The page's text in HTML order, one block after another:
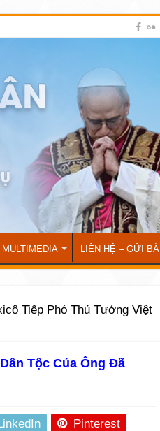
MULTIMEDIA LIÊN HỆ – GỬI BÀI
Tiếp Phó Thủ Tướng Việt
Tộc Của Ông Đã
Pinterest